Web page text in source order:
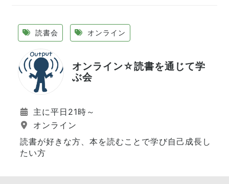
読書会 オンライン
オンライン☆読書を通じて学
ぶ会
主に平日21時～
オンライン
読書が好きな方、本を読むことで学び自己成長し
たい方